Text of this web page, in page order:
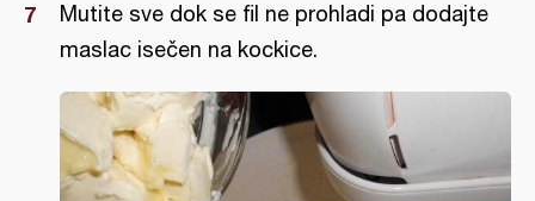
Mutite sve dok se fil ne prohladi pa dodajte
maslac isečen na kockice.